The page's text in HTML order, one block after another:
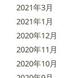
2021年3月
2021年1月
2020年12月
2020年11月
2020年10月